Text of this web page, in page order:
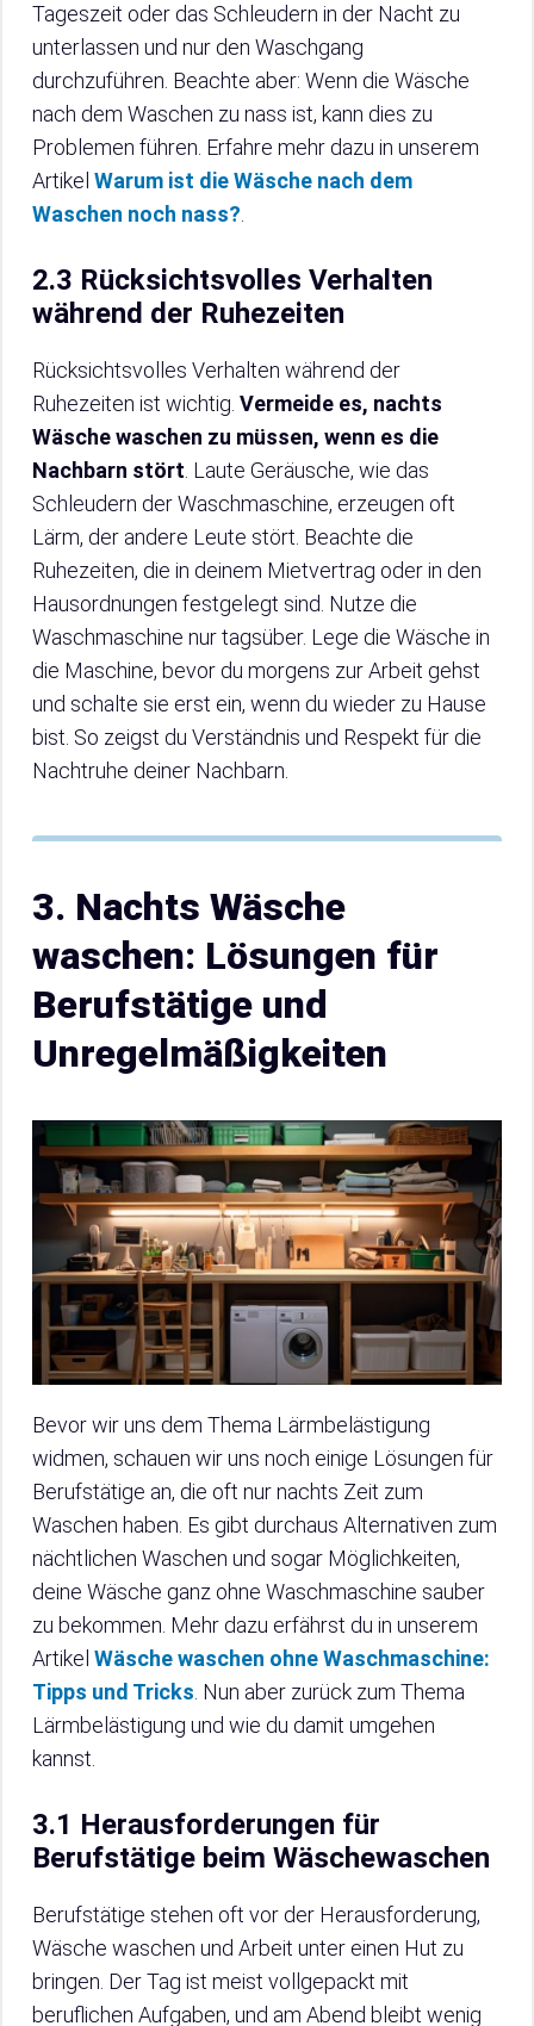
Tageszeit oder das Schleudern in der Nacht zu
unterlassen und nur den Waschgang
durchzuführen. Beachte aber: Wenn die Wäsche
nach dem Waschen zu nass ist, kann dies zu
Problemen führen. Erfahre mehr dazu in unserem
Artikel Warum ist die Wäsche nach dem
Waschen noch nass?
2.3 Rücksichtsvolles Verhalten
während der Ruhezeiten
Rücksichtsvolles Verhalten während der
Ruhezeiten ist wichtig. Vermeide es, nachts
Wäsche waschen zu müssen, wenn es die
Nachbarn stört . Laute Geräusche, wie das
Schleudern der Waschmaschine, erzeugen oft
Lärm, der andere Leute stört. Beachte die
Ruhezeiten, die in deinem Mietvertrag oder in den
Hausordnungen festgelegt sind. Nutze die
Waschmaschine nur tagsüber. Lege die Wäsche in
die Maschine, bevor du morgens zur Arbeit gehst
und schalte sie erst ein, wenn du wieder zu Hause
bist. So zeigst du Verständnis und Respekt für die
Nachtruhe deiner Nachbarn.
3. Nachts Wäsche
waschen: Lösungen für
Berufstätige und
Unregelmäßigkeiten
Bevor wir uns dem Thema Lärmbelästigung
widmen, schauen wir uns noch einige Lösungen für
Berufstätige an, die oft nur nachts Zeit zum
Waschen haben. Es gibt durchaus Alternativen zum
nächtlichen Waschen und sogar Möglichkeiten,
deine Wäsche ganz ohne Waschmaschine sauber
zu bekommen. Mehr dazu erfährst du in unserem
Artikel Wäsche waschen ohne Waschmaschine:
Tipps und Tricks . Nun aber zurück zum Thema
Lärmbelästigung und wie du damit umgehen
kannst.
3.1 Herausforderungen für
Berufstätige beim Wäschewaschen
Berufstätige stehen oft vor der Herausforderung,
Wäsche waschen und Arbeit unter einen Hut zu
bringen. Der Tag ist meist vollgepackt mit
beruflichen Aufgaben, und am Abend bleibt wenig